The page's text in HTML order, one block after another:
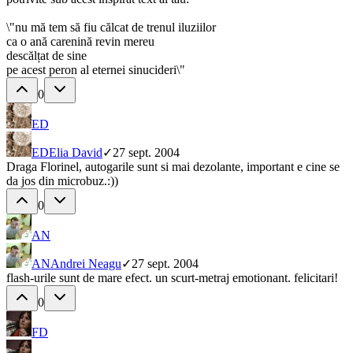
\"nu mă tem să fiu călcat de trenul iluziilor
ca o ană carenină revin mereu
descălțat de sine
pe acest peron al eternei sinucideri\"
0
ED
EDElia David✓27 sept. 2004
Draga Florinel, autogarile sunt si mai dezolante, important e cine se
da jos din microbuz.:))
0
AN
ANAndrei Neagu✓27 sept. 2004
flash-urile sunt de mare efect. un scurt-metraj emotionant. felicitari!
0
FD